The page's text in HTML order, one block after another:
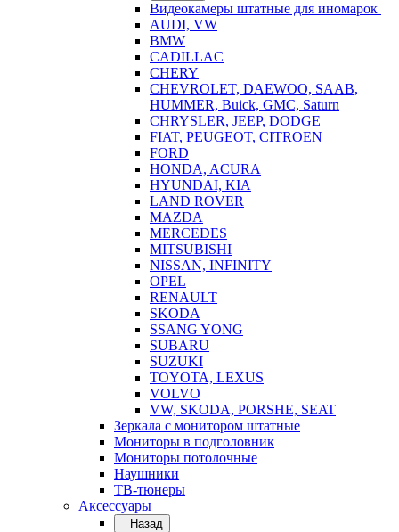
Видеокамеры штатные для иномарок
AUDI, VW
BMW
CADILLAC
CHERY
CHEVROLET, DAEWOO, SAAB,
HUMMER, Buick, GMC, Saturn
CHRYSLER, JEEP, DODGE
FIAT, PEUGEOT, CITROEN
FORD
HONDA, ACURA
HYUNDAI, KIA
LAND ROVER
MAZDA
MERCEDES
MITSUBISHI
NISSAN, INFINITY
OPEL
RENAULT
SKODA
SSANG YONG
SUBARU
SUZUKI
TOYOTA, LEXUS
VOLVO
VW, SKODA, PORSHE, SEAT
Зеркала с монитором штатные
Мониторы в подголовник
Мониторы потолочные
Наушники
ТВ-тюнеры
Аксессуары
Назад